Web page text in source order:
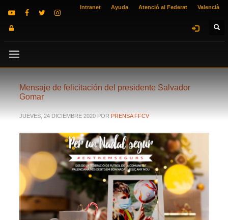
Intranet Ayuda Atenció al Federat Valencià
Mensaje de felicitación del presidente Salvador
Gomar
JUEVES, 24 DICIEMBRE 2020 POR PRENSA FFCV